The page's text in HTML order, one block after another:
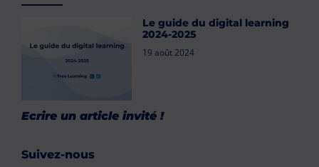
Le guide du digital learning
2024-2025
19 août 2024
Ecrire un article invité !
Suivez-nous